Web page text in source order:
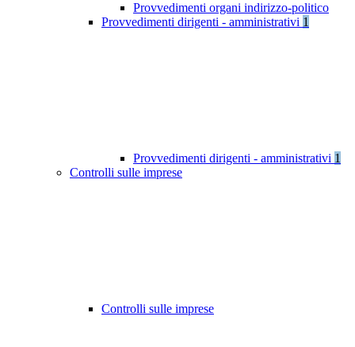
Provvedimenti organi indirizzo-politico
Provvedimenti dirigenti - amministrativi 1
Provvedimenti dirigenti - amministrativi 1
Controlli sulle imprese
Controlli sulle imprese